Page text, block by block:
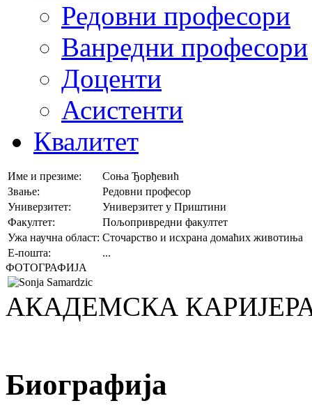
Редовни професори
Ванредни професори
Доценти
Асистенти
Квалитет
Име и презиме:
Соња Ђорђевић
Звање:
Редовни професор
Универзитет:
Универзитет у Приштини
Факултет:
Пољопривредни факултет
Ужа научна област: Сточарство и исхрана домаћих животиња
E-пошта:
...
ФОТОГРАФИЈА
АКАДЕМСКА
Биографија